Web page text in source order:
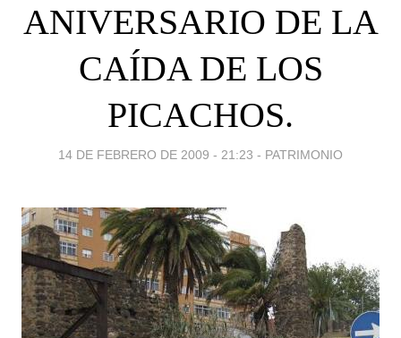
ANIVERSARIO DE LA
CAÍDA DE LOS
PICACHOS.
14 DE FEBRERO DE 2009 - 21:23 - PATRIMONIO